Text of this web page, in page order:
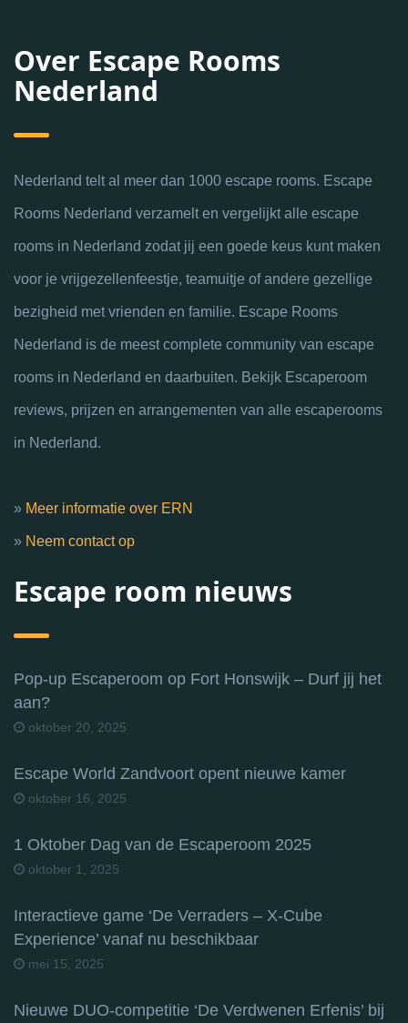
Over Escape Rooms
Nederland
Nederland telt al meer dan 1000 escape rooms. Escape
Rooms Nederland verzamelt en vergelijkt alle escape
rooms in Nederland zodat jij een goede keus kunt maken
voor je vrijgezellenfeestje, teamuitje of andere gezellige
bezigheid met vrienden en familie. Escape Rooms
Nederland is de meest complete community van escape
rooms in Nederland en daarbuiten. Bekijk Escaperoom
reviews, prijzen en arrangementen van alle escaperooms
in Nederland.
» Meer informatie over ERN
» Neem contact op
Escape room nieuws
Pop-up Escaperoom op Fort Honswijk – Durf jij het
aan?
oktober 20, 2025
Escape World Zandvoort opent nieuwe kamer
oktober 16, 2025
1 Oktober Dag van de Escaperoom 2025
oktober 1, 2025
Interactieve game ‘De Verraders – X-Cube
Experience’ vanaf nu beschikbaar
mei 15, 2025
Nieuwe DUO-competitie ‘De Verdwenen Erfenis’ bij